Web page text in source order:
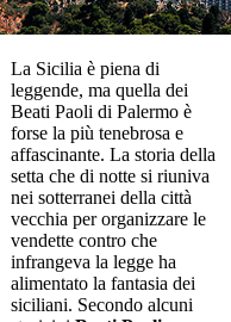
La Sicilia è piena di
leggende, ma quella dei
Beati Paoli di Palermo è
forse la più tenebrosa e
affascinante. La storia della
setta che di notte si riuniva
nei sotterranei della città
vecchia per organizzare le
vendette contro che
infrangeva la legge ha
alimentato la fantasia dei
siciliani. Secondo alcuni